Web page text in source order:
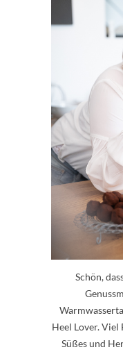
Schön,
Heel Lover. Viel
Süßes und